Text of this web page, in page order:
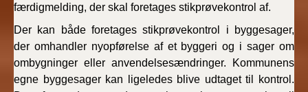
færdigmelding, der skal foretages stikprøvekontrol af.
Der kan både foretages stikprøvekontrol i byggesager,
der omhandler nyopførelse af et byggeri og i sager om
ombygninger eller anvendelsesændringer. Kommunens
egne byggesager kan ligeledes blive udtaget til kontrol.